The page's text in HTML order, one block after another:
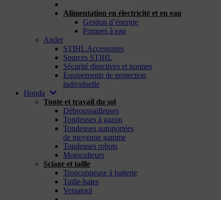
Alimentation en électricité et en eau
Gestion d’énergie
Pompes à eau
Ander
STIHL Accessoires
Sources STIHL
Sécurité directives et normes
Équipements de protection
individuelle
Honda
Tonte et travail du sol
Débroussailleuses
Tondeuses à gazon
Tondeuses autoportées
de moyenne gamme
Tondeuses robots
Motoculteurs
Sciage et taille
Tronçonneuse à batterie
Taille-haies
Versatool